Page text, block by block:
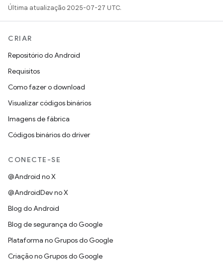
Última atualização 2025-07-27 UTC.
CRIAR
Repositório do Android
Requisitos
Como fazer o download
Visualizar códigos binários
Imagens de fábrica
Códigos binários do driver
CONECTE-SE
@Android no X
@AndroidDev no X
Blog do Android
Blog de segurança do Google
Plataforma no Grupos do Google
Criação no Grupos do Google